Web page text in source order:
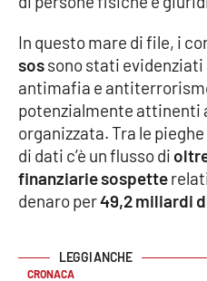
LaC TV
LaC Network
LaC OnAir
EDIZIONI
LOCALI
Catanzaro
Crotone
In questo mare di file, i
sossono stati evidenziati
antimafia e
potenzialmente attinenti
organizzata. Tra le
di dati c’è un flusso di
finanziarie sospette
denaro per49,2 miliardi
CRONACA